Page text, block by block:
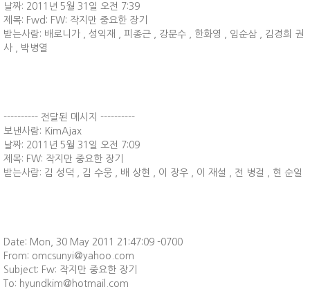
날짜: 2011년 5월 31일 오전 7:39
제목: Fwd: FW: 작지만 중요한 장기
받는사람: 배로니가 , 성익재 , 피종근 , 강문수 , 한화영 , 임순삼 , 김경희 권
사 , 박병열
---------- 전달된 메시지 ----------
보낸사람: KimAjax
날짜: 2011년 5월 31일 오전 7:09
제목: FW: 작지만 중요한 장기
받는사람: 김 성덕 , 김 수웅 , 배 상현 , 이 장우 , 이 재설 , 전 병걸 , 현 순일
Date: Mon, 30 May 2011 21:47:09 -0700
From: omcsunyi@yahoo.com
Subject: Fw: 작지만 중요한 장기
To: hyundkim@hotmail.com